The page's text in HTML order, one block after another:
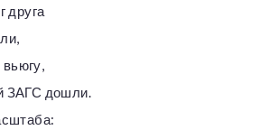
друга
вьюгу,
ЗАГС дошли.